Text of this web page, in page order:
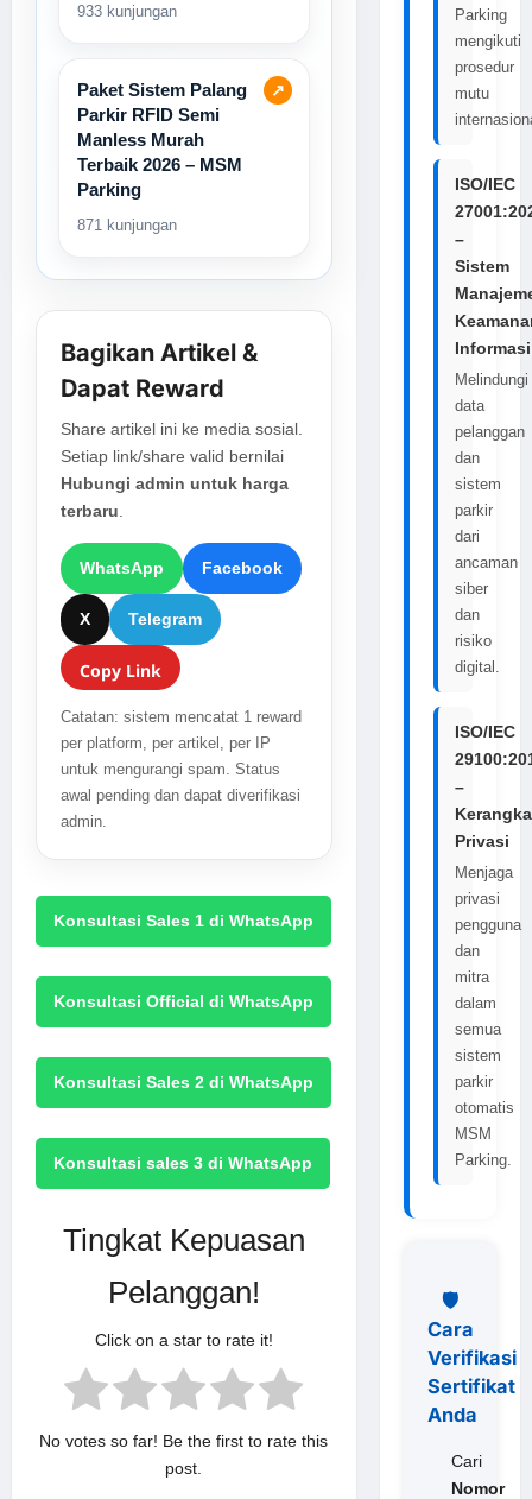
933 kunjungan
↗
Paket Sistem Palang
Parkir RFID Semi
Manless Murah
Terbaik 2026 – MSM
Parking
871 kunjungan
Bagikan Artikel &
Dapat Reward
Share artikel ini ke media sosial.
Setiap link/share valid bernilai
Hubungi admin untuk harga
terbaru.
WhatsApp Facebook
X Telegram
Copy Link
Catatan: sistem mencatat 1 reward
per platform, per artikel, per IP
untuk mengurangi spam. Status
awal pending dan dapat diverifikasi
admin.
Konsultasi Sales 1 di WhatsApp
Konsultasi Official di WhatsApp
Konsultasi Sales 2 di WhatsApp
Konsultasi sales 3 di WhatsApp
Tingkat Kepuasan
Pelanggan!
Click on a star to rate it!
No votes so far! Be the first to rate this
post.
Parking
mengikuti
prosedur
mutu
ISO/IEC
–
Sistem
Informasi
Melindungi
data
pelanggan
dan
sistem
parkir
dari
ancaman
siber
dan
risiko
digital.
ISO/IEC
–
Kerangka
Privasi
Menjaga
privasi
pengguna
dan
mitra
dalam
semua
sistem
parkir
otomatis
MSM
Parking.
🛡️
Cara
Verifikasi
Sertifikat
Anda
Cari
Nomor